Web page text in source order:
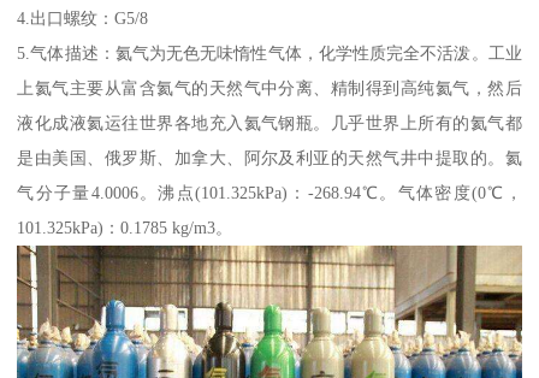
4.出口螺纹：G5/8
5.气体描述：氦气为无色无味惰性气体，化学性质完全不活泼。工业
上氦气主要从富含氦气的天然气中分离、精制得到高纯氦气，然后
液化成液氦运往世界各地充入氦气钢瓶。几乎世界上所有的氦气都
是由美国、俄罗斯、加拿大、阿尔及利亚的天然气井中提取的。氦
气分子量4.0006。沸点(101.325kPa)：-268.94℃。气体密度(0℃，
101.325kPa)：0.1785 kg/m3。